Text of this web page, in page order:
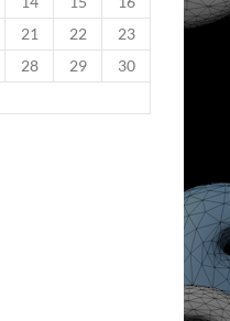
21 22
23
28 29
30